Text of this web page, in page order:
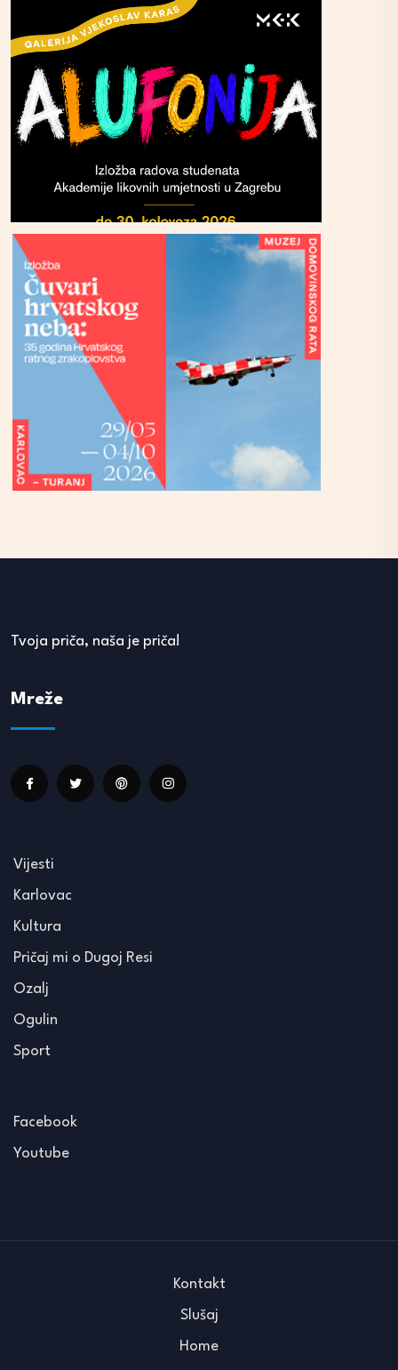
Tvoja priča, naša je priča!
Mreže
Vijesti
Karlovac
Kultura
Pričaj mi o Dugoj Resi
Ozalj
Ogulin
Sport
Facebook
Youtube
Kontakt
Slušaj
Home